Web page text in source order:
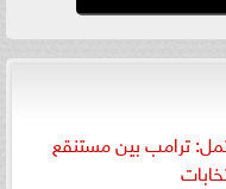
ترامب بين مستنقع